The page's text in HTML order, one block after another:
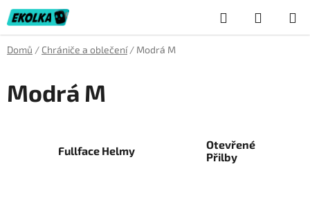
Přejít
na
obsah
Hledat
KOŠÍK
Domů / Chrániče a oblečení / Modrá M
Modrá M
Fullface Helmy
Otevřené
Přilby